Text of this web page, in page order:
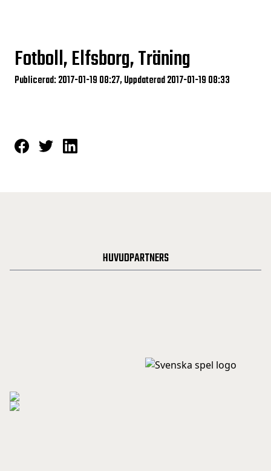
Fotboll, Elfsborg, Träning
Publicerad: 2017-01-19 08:27, Uppdaterad 2017-01-19 08:33
HUVUDPARTNERS